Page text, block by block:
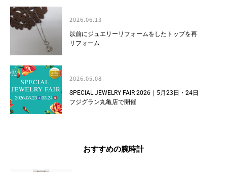
2026.06.13
以前にジュエリーリフォームをしたトップを再
リフォーム
2026.05.08
SPECIAL JEWELRY FAIR 2026｜5月23日・24日
フジグラン丸亀店で開催
おすすめの腕時計